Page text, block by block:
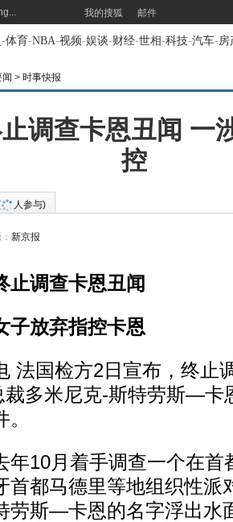
我的搜狐 邮件
-体育-NBA-视频-娱谈-财经-世相-科技-汽车-房
闻 > 时事快报
调查卡恩丑闻 一
控
人参与)
新京报
止调查卡恩丑闻
放弃指控卡恩
国检方2日宣布，终止
裁多米尼克-斯特劳斯—卡
10月着手调查一个在首
首都马德里等地组织性派
劳斯—卡恩的名字浮出水